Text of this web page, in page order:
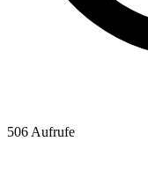
506 Aufrufe